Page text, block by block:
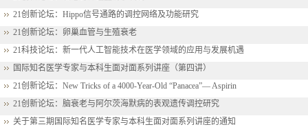
21创新论坛：Hippo信号通路的调控网络及功能研究
21创新论坛：卵巢血管与生殖衰老
21科技论坛：新一代人工智能技术在医学领域的应用与发展机遇
国际知名医学专家与本科生面对面系列讲座（第四讲）
21创新论坛：New Tricks of a 4000-Year-Old “Panacea”— Aspirin
21创新论坛：脑衰老与阿尔茨海默病的表观遗传调控研究
关于第三期国际知名医学专家与本科生面对面系列讲座的通知